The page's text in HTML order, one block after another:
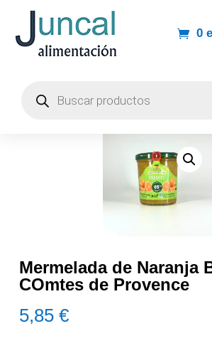
0
Mermelada de Naranja
COmtes de Provence
5,85€